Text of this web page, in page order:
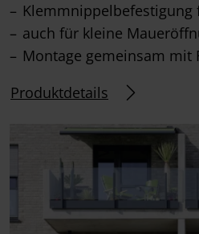
Klemmnippelbefestigung
auch für kleine
Montage gemeinsam mit
Produktdetails